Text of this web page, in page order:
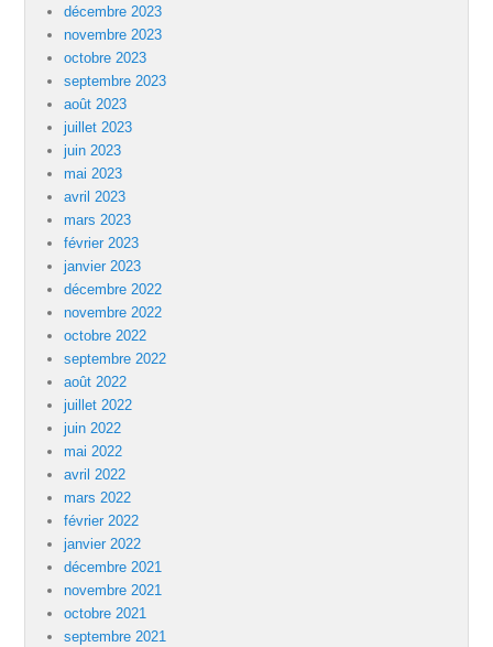
décembre 2023
novembre 2023
octobre 2023
septembre 2023
août 2023
juillet 2023
juin 2023
mai 2023
avril 2023
mars 2023
février 2023
janvier 2023
décembre 2022
novembre 2022
octobre 2022
septembre 2022
août 2022
juillet 2022
juin 2022
mai 2022
avril 2022
mars 2022
février 2022
janvier 2022
décembre 2021
novembre 2021
octobre 2021
septembre 2021